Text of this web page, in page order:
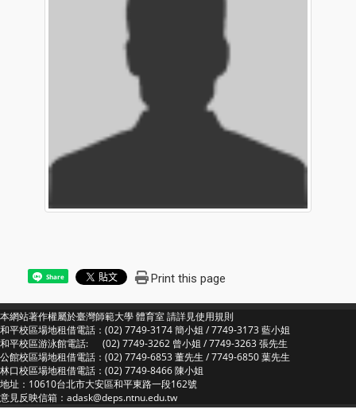
Share Print this page
本網站著作權屬於臺灣師範大學 體育室 請詳見使用規則
和平校區場地租借電話：(02) 7749-3174 簡小姐 / 7749-3173 藍小姐
和平校區游泳館電話: (02) 7749-3262 曾小姐 / 7749-3263 張先生
公館校區場地租借電話：(02) 7749-6853 董先生 / 7749-6850 葉先生
林口校區場地租借電話：(02) 7749-8466 陳小姐
地址：10610台北市大安區和平東路一段162號
意見反映信箱：adask@deps.ntnu.edu.tw